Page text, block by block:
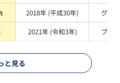
2018年 (平成30年)
グレー
2021年 (令和3年) ブルー
と見る